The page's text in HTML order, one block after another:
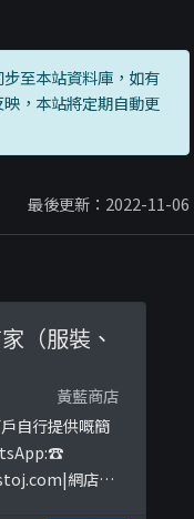
至本站資料庫，如有
，本站將定期自動更
最後更新：2022-11-06
（服裝、
黃藍商店
自行提供嘅簡
|網店